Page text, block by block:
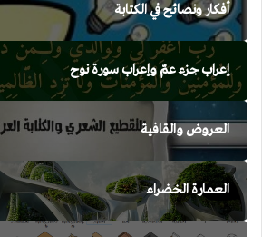
أفكار ونصائح في الكتابة
إعراب جزء عمّ وإعراب سورة نوح
العروض والقافية
العمارة الخضراء